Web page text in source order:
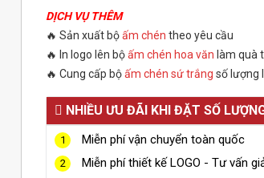
DỊCH VỤ THÊM
🔥 Sản xuất bộấm chén theo yêu cầu
🔥 In logo lên bộấm chén hoa văn làm quà
🔥 Cung cấp bộấm chén sứ trắng số lượng
NHIỀU ƯU ĐÃI KHI ĐẶT SỐ
1 Miễn phí vận chuyển toàn quốc
2 Miễn phí thiết kế LOGO - Tư vấn